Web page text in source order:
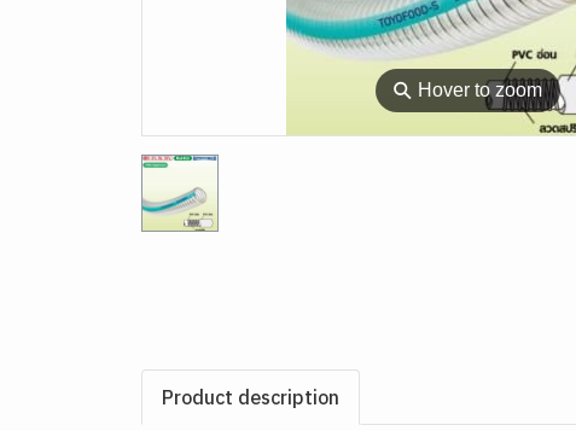
⚲ Hover to zoom
Product description